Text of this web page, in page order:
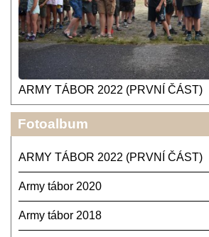
ARMY TÁBOR 2022 (PRVNÍ ČÁST)
Fotoalbum
ARMY TÁBOR 2022 (PRVNÍ ČÁST)
Army tábor 2020
Army tábor 2018